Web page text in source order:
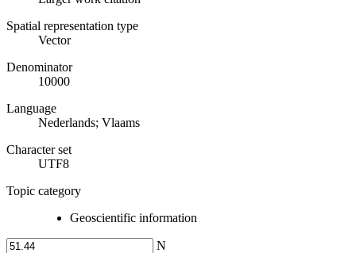
Spatial representation type
Vector
Denominator
10000
Language
Nederlands; Vlaams
Character set
UTF8
Topic category
Geoscientific information
N